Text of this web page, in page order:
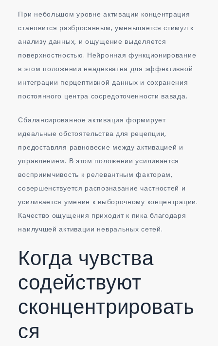
При небольшом уровне активации концентрация
становится разбросанным, уменьшается стимул к
анализу данных, и ощущение выделяется
поверхностностью. Нейронная функционирование
в этом положении неадекватна для эффективной
интеграции перцептивной данных и сохранения
постоянного центра сосредоточенности вавада.
Сбалансированное активация формирует
идеальные обстоятельства для рецепции,
предоставляя равновесие между активацией и
управлением. В этом положении усиливается
восприимчивость к релевантным факторам,
совершенствуется распознавание частностей и
усиливается умение к выборочному концентрации.
Качество ощущения приходит к пика благодаря
наилучшей активации невральных сетей.
Когда чувства
содействуют
сконцентрировать
ся